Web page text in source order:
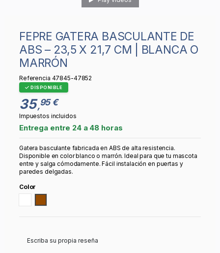
FEPRE GATERA BASCULANTE DE
ABS – 23,5 X 21,7 CM | BLANCA O
MARRÓN
Referencia 47845-47852
DISPONIBLE
35 ,95 €
Impuestos incluidos
Entrega entre 24 a 48 horas
Gatera basculante fabricada en ABS de alta resistencia.
Disponible en color blanco o marrón. Ideal para que tu mascota
entre y salga cómodamente. Fácil instalación en puertas y
paredes delgadas.
Color
Escriba su propia reseña